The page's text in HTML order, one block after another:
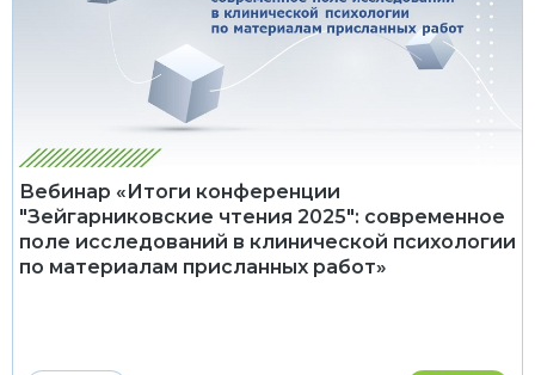
Вебинар «Итоги конференции
"Зейгарниковские чтения 2025": современное
поле исследований в клинической психологии
по материалам присланных работ»